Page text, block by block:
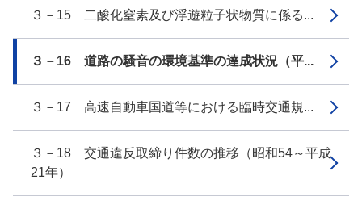
３－15 二酸化窒素及び浮遊粒子状物質に係る...
３－16 道路の騒音の環境基準の達成状況（平...
３－17 高速自動車国道等における臨時交通規...
３－18 交通違反取締り件数の推移（昭和54～平成
21年）